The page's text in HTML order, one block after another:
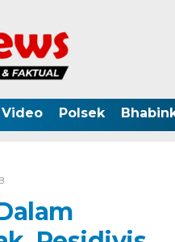
Video Polsek